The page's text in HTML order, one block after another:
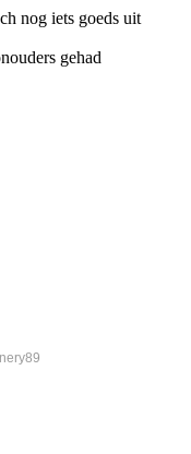
nog iets goeds uit
gehad